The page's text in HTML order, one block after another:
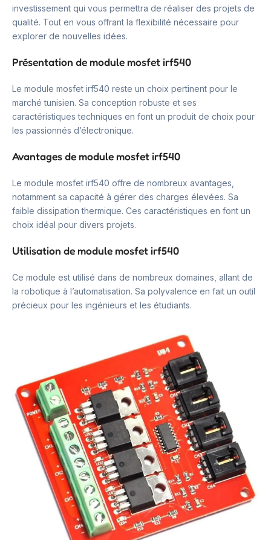
investissement qui vous permettra de réaliser des projets de
qualité. Tout en vous offrant la flexibilité nécessaire pour
explorer de nouvelles idées.
Présentation de module mosfet irf540
Le module mosfet irf540 reste un choix pertinent pour le
marché tunisien. Sa conception robuste et ses
caractéristiques techniques en font un produit de choix pour
les passionnés d’électronique.
Avantages de module mosfet irf540
Le module mosfet irf540 offre de nombreux avantages,
notamment sa capacité à gérer des charges élevées. Sa
faible dissipation thermique. Ces caractéristiques en font un
choix idéal pour divers projets.
Utilisation de module mosfet irf540
Ce module est utilisé dans de nombreux domaines, allant de
la robotique à l’automatisation. Sa polyvalence en fait un outil
précieux pour les ingénieurs et les étudiants.